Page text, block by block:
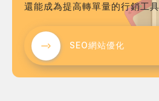
還能成為提高轉單量的行銷工具
SEO網站優化